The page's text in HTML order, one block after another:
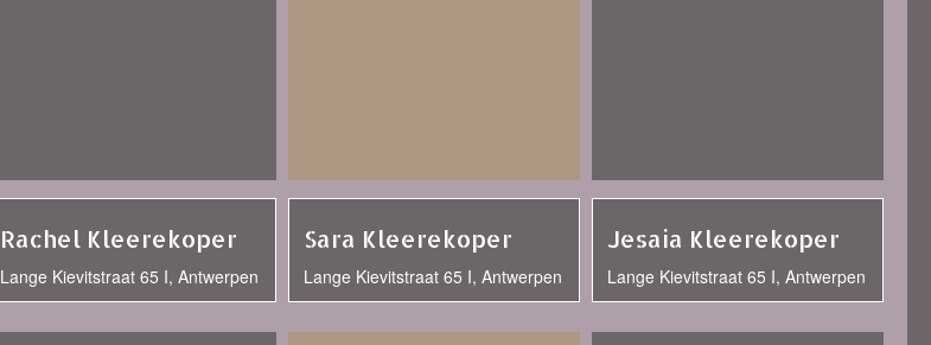
Rachel Kleerekoper
Lange Kievitstraat 65 I, Antwerpen
Sara Kleerekoper
Lange Kievitstraat 65 I, Antwerpen
Jesaia Kleerekoper
Lange Kievitstraat 65 I, Antwerpen